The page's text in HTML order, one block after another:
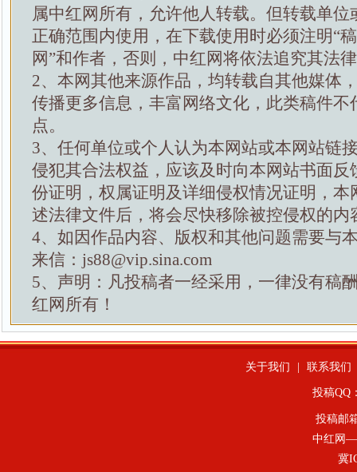
属中红网所有，允许他人转载。但转载单位
正确范围内使用，在下载使用时必须注明“
网”和作者，否则，中红网将依法追究其法
2、本网其他来源作品，均转载自其他媒体
传播更多信息，丰富网络文化，此类稿件不
点。
3、任何单位或个人认为本网站或本网站链
侵犯其合法权益，应该及时向本网站书面反
份证明，权属证明及详细侵权情况证明，本
述法律文件后，将会尽快移除被控侵权的内
4、如因作品内容、版权和其他问题需要与
来信：js88@vip.sina.com
5、声明：凡投稿者一经采用，一律没有稿
红网所有！
关于我们 联系我们
投稿QQ
投稿邮
中红网—
冀